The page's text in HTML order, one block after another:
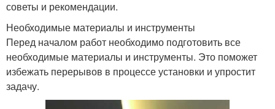
советы и рекомендации.
Необходимые материалы и инструменты
Перед началом работ необходимо подготовить все
необходимые материалы и инструменты. Это поможет
избежать перерывов в процессе установки и упростит
задачу.